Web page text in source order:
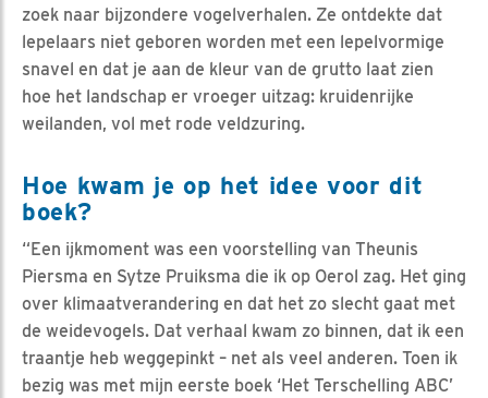
zoek naar bijzondere vogelverhalen. Ze ontdekte dat
lepelaars niet geboren worden met een lepelvormige
snavel en dat je aan de kleur van de grutto laat zien
hoe het landschap er vroeger uitzag: kruidenrijke
weilanden, vol met rode veldzuring.
Hoe kwam je op het idee voor dit
boek?
“Een ijkmoment was een voorstelling van Theunis
Piersma en Sytze Pruiksma die ik op Oerol zag. Het ging
over klimaatverandering en dat het zo slecht gaat met
de weidevogels. Dat verhaal kwam zo binnen, dat ik een
traantje heb weggepinkt – net als veel anderen. Toen ik
bezig was met mijn eerste boek ‘Het Terschelling ABC’